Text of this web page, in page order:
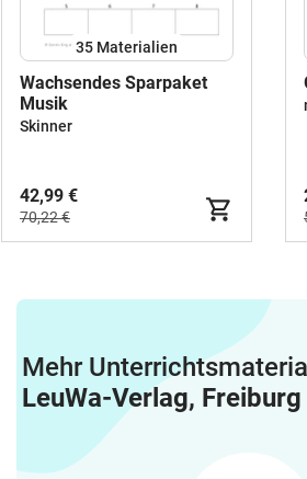
35 Materialien
Wachsendes Sparpaket
Musik
Skinner
42,99 €
70,22 €
Mehr
LeuWa-Verlag, Freiburg